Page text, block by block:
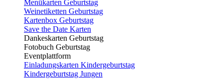
Menükarten Geburtstag
Weinetiketten Geburtstag
Kartenbox Geburtstag
Save the Date Karten
Dankeskarten Geburtstag
Fotobuch Geburtstag
Eventplattform
Einladungskarten Kindergeburtstag
Kindergeburtstag Jungen